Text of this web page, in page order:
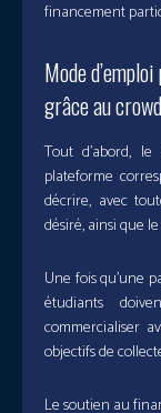
financement
Mode
grâce au
Tout d’abord,
plateforme
décrire, avec
désiré, ainsi que
Une fois qu’une
étudiants
commercialiser
objectifs de
Le soutien au